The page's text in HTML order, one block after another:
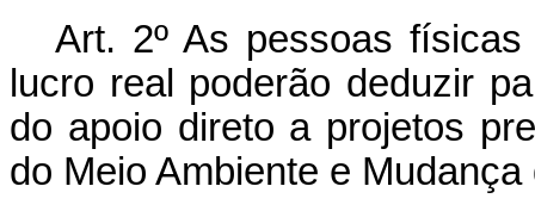
Art. 2º As pessoas
lucro real poderão deduzir
do apoio direto a projetos
do Meio Ambiente e